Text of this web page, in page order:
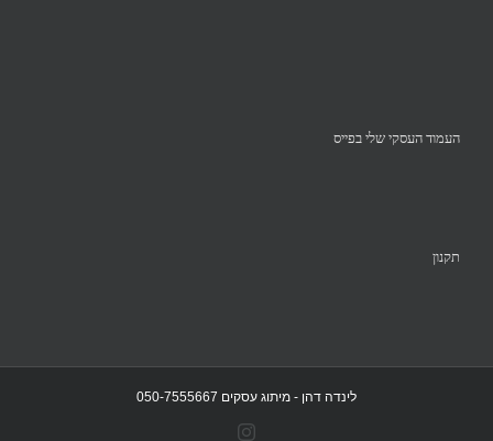
העמוד העסקי שלי בפייס
תקנון
לינדה דהן - מיתוג עסקים 050-7555667
Instagram